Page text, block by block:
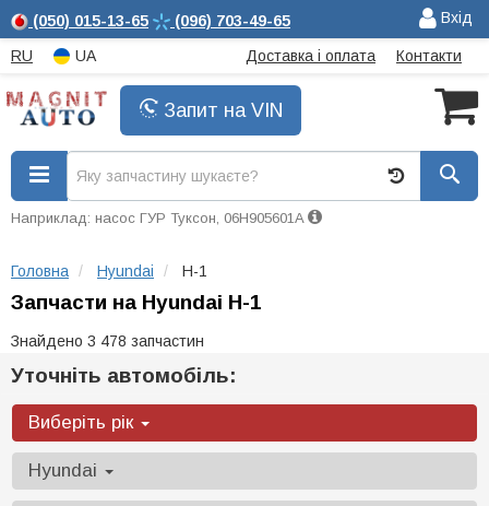
(050) 015-13-65 (096) 703-49-65 Вхід
RU UA Доставка і оплата Контакти
Запит на VIN
Наприклад: насос ГУР Туксон, 06H905601A
Головна Hyundai H-1
Запчасти на Hyundai H-1
Знайдено 3 478 запчастин
Уточніть автомобіль:
Виберіть рік
Hyundai